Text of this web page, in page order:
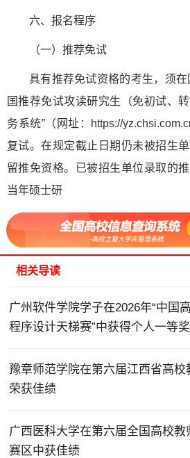
六、报名程序
（一）推荐免试
具有推荐免试资格的考生，须
国推荐免试攻读研究生（免初试、
务系统”（网址：https://
复试。在规定截止日期仍未被招生
留推免资格。已被招生单位录取的
当年硕士研
相关导读
广州软件学院学子在2026年“中国
程序设计天梯赛”中获得个人一等奖
豫章师范学院在第六届江西省高
荣获佳绩
广西医科大学在第六届全国高校
赛区中获佳绩